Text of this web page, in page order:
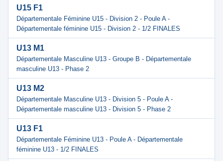
U15 F1
Départementale Féminine U15 - Division 2 - Poule A -
Départementale féminine U15 - Division 2 - 1/2 FINALES
U13 M1
Départementale Masculine U13 - Groupe B - Départementale
masculine U13 - Phase 2
U13 M2
Départementale Masculine U13 - Division 5 - Poule A -
Départementale masculine U13 - Division 5 - Phase 2
U13 F1
Départementale Féminine U13 - Poule A - Départementale
féminine U13 - 1/2 FINALES